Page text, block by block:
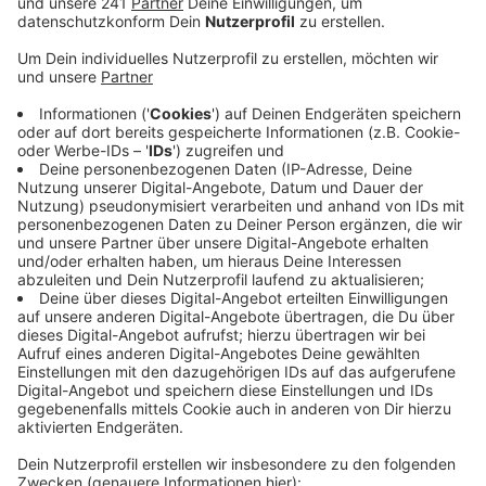
ihrem Motorrad hinter einem Auto auf der K5 in
Veröffentlicht:Montag, 30.06.2025 05:52
Anzeige
Als das Auto abbiegen und daher abbremsen musste,
ist die Motorradfahrerin ausgewichen und dabei im
Gegenverkehr mit dem Leichtkraftrad eines
Burscheiders zusammengestoßen. Der 60-Jährige
wurde dabei lebensgefährlich verletzt und mit einem
Rettungs-Hubschrauber in eine Klinik geflogen. Die 22-
jährige Wipperfürtherin erlitt bei dem Zusammenstoß
schwere Verletzungen. Zur Unfall-Aufnahme ist ein
Experten-Team aus Essen angereist.